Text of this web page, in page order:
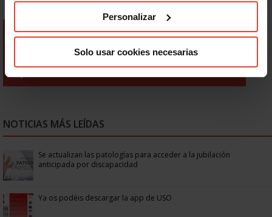
Personalizar
Solo usar cookies necesarias
NOTICIAS MÁS LEÍDAS
Se actualizan las patologías para acceder a la jubilación
anticipada por discapacidad
Ya os podéis descargar la app de USO